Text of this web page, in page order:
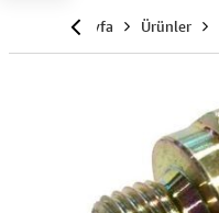
Anasayfa Ürünler